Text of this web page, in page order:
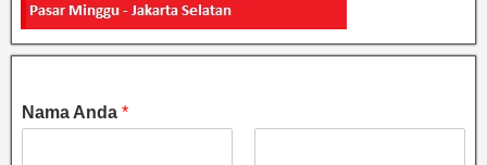
Nama Anda *